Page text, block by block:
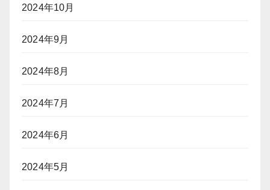
2024年10月
2024年9月
2024年8月
2024年7月
2024年6月
2024年5月